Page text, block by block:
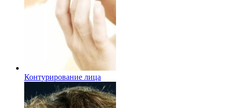
Контурирование лица